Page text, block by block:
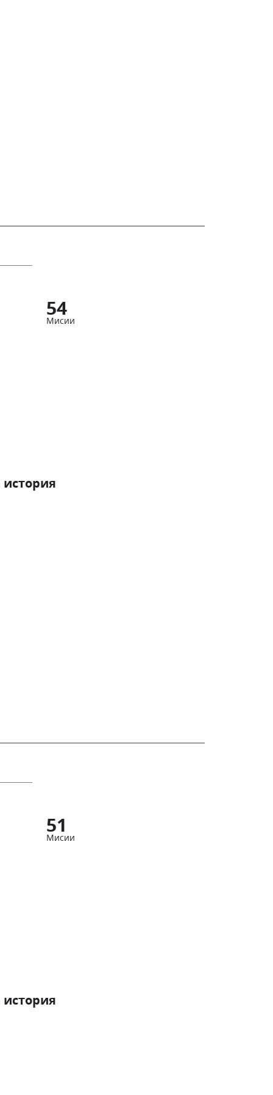
54
Мисии
51
Мисии